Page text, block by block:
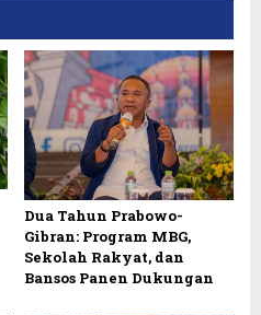
Dua Tahun Prabowo-
Gibran: Program MBG,
Sekolah Rakyat, dan
Bansos Panen Dukungan